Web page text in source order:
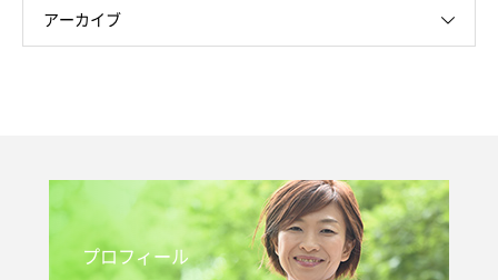
アーカイブ
プロフィール